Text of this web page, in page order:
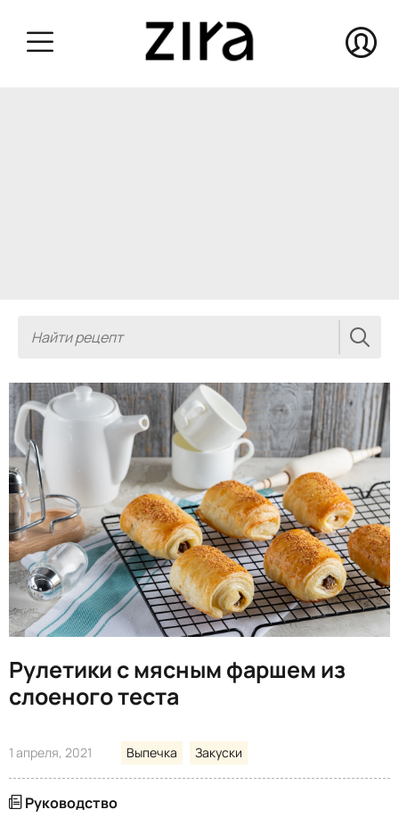
Рулетики с мясным фаршем из
слоеного теста
1 апреля, 2021 Выпечка Закуски
Руководство